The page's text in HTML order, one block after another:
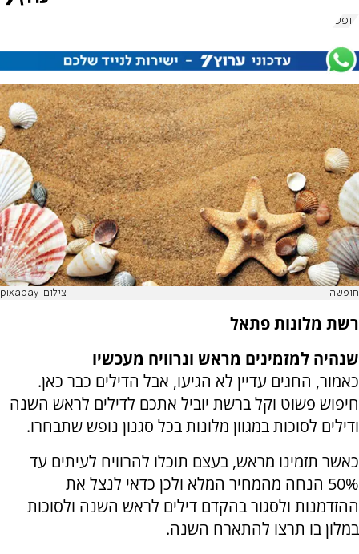
חופש
חופשה צילום: pixabay
רשת מלונות פתאל
שנהיה למזמינים מראש ונרוויח מעכשיו
כאמור, החגים עדיין לא הגיעו, אבל הדילים כבר כאן.
חיפוש פשוט וקל ברשת יוביל אתכם לדילים לראש השנה
ודילים לסוכות במגוון מלונות בכל סגנון נופש שתבחרו.
כאשר תזמינו מראש, בעצם תוכלו להרוויח לעיתים עד
50% הנחה מהמחיר המלא ולכן כדאי לנצל את
ההזדמנות ולסגור בהקדם דילים לראש השנה ולסוכות
במלון בו תרצו להתארח השנה.